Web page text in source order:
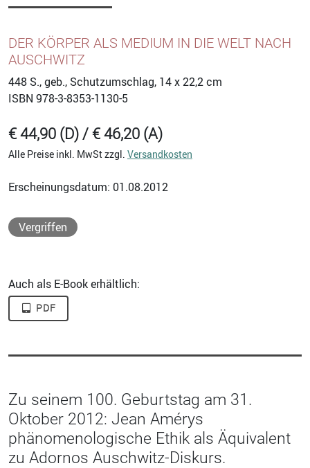
DER KÖRPER ALS MEDIUM IN DIE WELT NACH
AUSCHWITZ
448 S., geb., Schutzumschlag, 14 x 22,2 cm
ISBN 978-3-8353-1130-5
€ 44,90 (D) / € 46,20 (A)
Alle Preise inkl. MwSt zzgl. Versandkosten
Erscheinungsdatum: 01.08.2012
Vergriffen
Auch als E-Book erhältlich:
PDF
Zu seinem 100. Geburtstag am 31.
Oktober 2012: Jean Amérys
phänomenologische Ethik als Äquivalent
zu Adornos Auschwitz-Diskurs.